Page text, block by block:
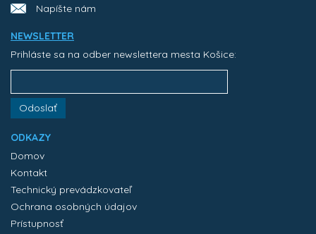
Napíšte nám
NEWSLETTER
Prihláste sa na odber newslettera mesta Košice:
Odoslať
ODKAZY
Domov
Kontakt
Technický prevádzkovateľ
Ochrana osobných údajov
Prístupnosť